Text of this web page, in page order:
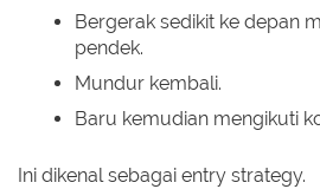
Bergerak sedikit ke depan
pendek.
Mundur kembali.
Baru kemudian mengikuti
Ini dikenal sebagai entry strategy.